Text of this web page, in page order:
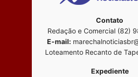
Contato
Redação e Comercial (82)
E-mail:
Loteamento Recanto de
Expediente